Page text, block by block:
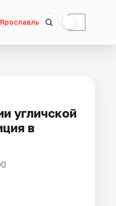
Ярославль ☾
угличской
в